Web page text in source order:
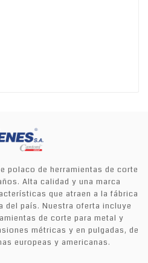
polaco de herramientas de corte
Alta calidad y una marca
que atraen a la fábrica
del país. Nuestra oferta incluye
de corte para metal y
métricas y en pulgadas, de
europeas y americanas.